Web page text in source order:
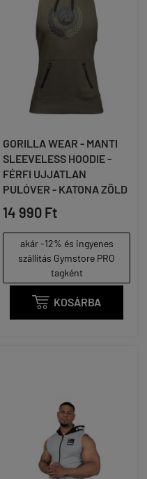
GORILLA WEAR - MANTI
SLEEVELESS HOODIE -
FÉRFI UJJATLAN
PULÓVER - KATONA ZÖLD
14 990 Ft
akár -12% és ingyenes
szállítás Gymstore PRO
tagként
 KOSÁRBA